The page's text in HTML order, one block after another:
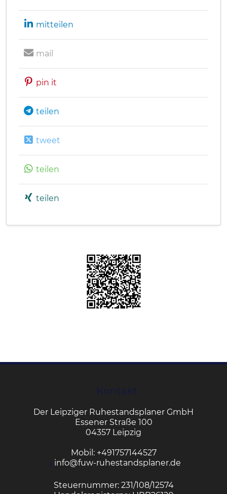
mitteilen
mail
pin it
teilen
tweet
teilen
teilen
Kontakt
Der Leipziger Ruhestandsplaner GmbH
Essener Straße 100
04357 Leipzig
Mobil: +491757144527
info@fuw-ruhestandsplaner.de
Steuernummer: 231/108/12574